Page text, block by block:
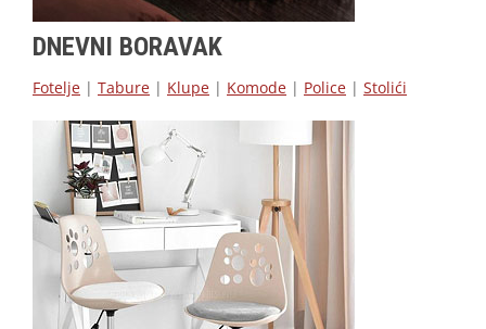
DNEVNI BORAVAK
Fotelje | Tabure | Klupe | Komode | Police | Stolići